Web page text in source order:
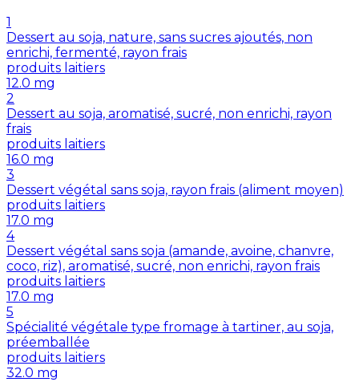
1
Dessert au soja, nature, sans sucres ajoutés, non
enrichi, fermenté, rayon frais
produits laitiers
12.0 mg
2
Dessert au soja, aromatisé, sucré, non enrichi, rayon
frais
produits laitiers
16.0 mg
3
Dessert végétal sans soja, rayon frais (aliment moyen)
produits laitiers
17.0 mg
4
Dessert végétal sans soja (amande, avoine, chanvre,
coco, riz), aromatisé, sucré, non enrichi, rayon frais
produits laitiers
17.0 mg
5
Spécialité végétale type fromage à tartiner, au soja,
préemballée
produits laitiers
32.0 mg